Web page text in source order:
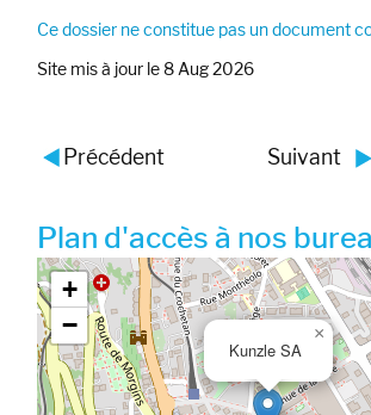
Ce dossier ne constitue pas un document
Site mis à jour le 8 Aug 2026
Précédent Suivant
Plan d'accès à nos
Google map_canvas_agence
Kunzle SA
×
+
−